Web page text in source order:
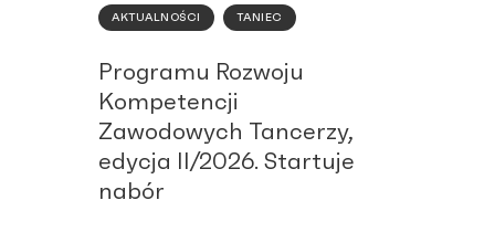
AKTUALNOŚCI TANIEC
Programu Rozwoju
Kompetencji
Zawodowych Tancerzy,
edycja II/2026. Startuje
nabór